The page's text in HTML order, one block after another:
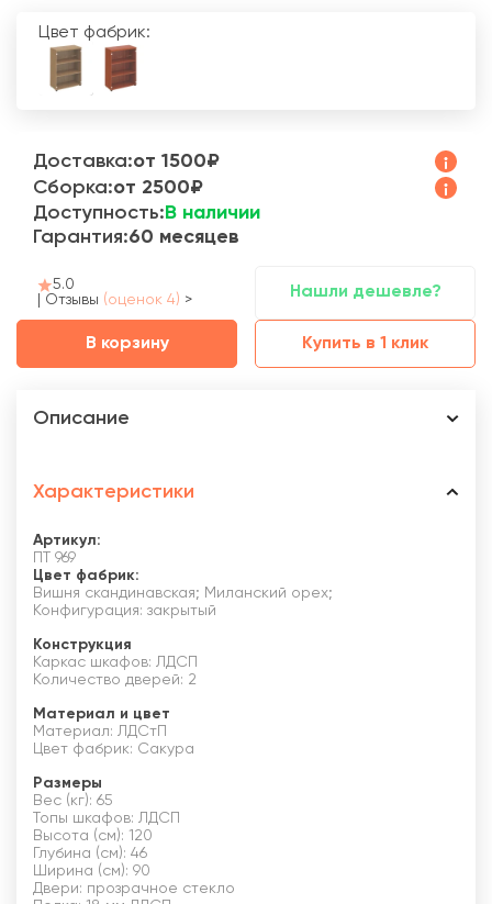
Цвет фабрик:
Доставка:от 1500₽
Сборка:от 2500₽
Доступность: В наличии
Гарантия:60 месяцев
5.0
Отзывы (оценок 4) > Нашли дешевле?
В корзину Купить в 1 клик
Описание
Характеристики
Артикул:
ПТ 969
Цвет фабрик:
Вишня скандинавская; Миланский орех;
Конфигурация: закрытый
Конструкция
Каркас шкафов: ЛДСП
Количество дверей: 2
Материал и цвет
Материал: ЛДСтП
Цвет фабрик: Сакура
Размеры
Вес (кг): 65
Топы шкафов: ЛДСП
Высота (см): 120
Глубина (см): 46
Ширина (см): 90
Двери: прозрачное стекло